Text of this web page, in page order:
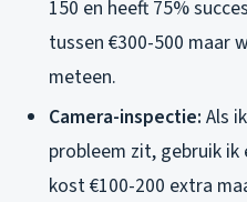
150 en heeft 75%
tussen €300-500 maar
meteen.
Camera-inspectie: Als
probleem zit, gebruik
kost €100-200 extra